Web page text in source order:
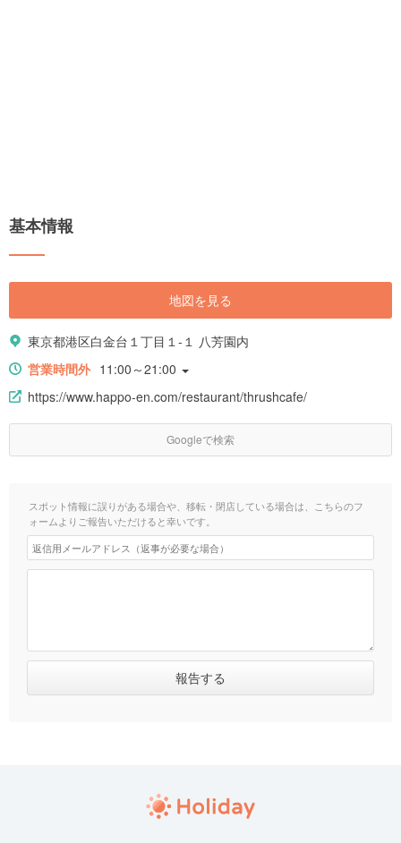
基本情報
地図を見る
東京都港区白金台１丁目１-１ 八芳園内
営業時間外 11:00～21:00
https://www.happo-en.com/restaurant/thrushcafe/
Googleで検索
スポット情報に誤りがある場合や、移転・閉店している場合は、こちらのフ
ォームよりご報告いただけると幸いです。